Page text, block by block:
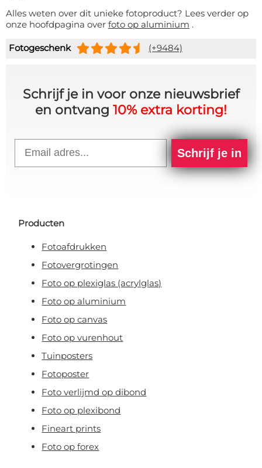
Alles weten over dit unieke fotoproduct? Lees verder op
onze hoofdpagina over foto op aluminium .
Fotogeschenk (+9484)
Schrijf je in voor onze nieuwsbrief
en ontvang 10% extra korting!
Schrijf je in
Producten
Fotoafdrukken
Fotovergrotingen
Foto op plexiglas (acrylglas)
Foto op aluminium
Foto op canvas
Foto op vurenhout
Tuinposters
Fotoposter
Foto verlijmd op dibond
Foto op plexibond
Fineart prints
Foto op forex